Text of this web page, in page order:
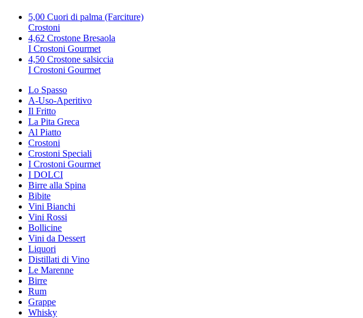
5,00 Cuori di palma (Farciture)
Crostoni
4,62 Crostone Bresaola
I Crostoni Gourmet
4,50 Crostone salsiccia
I Crostoni Gourmet
Lo Spasso
A-Uso-Aperitivo
Il Fritto
La Pita Greca
Al Piatto
Crostoni
Crostoni Speciali
I Crostoni Gourmet
I DOLCI
Birre alla Spina
Bibite
Vini Bianchi
Vini Rossi
Bollicine
Vini da Dessert
Liquori
Distillati di Vino
Le Marenne
Birre
Rum
Grappe
Whisky